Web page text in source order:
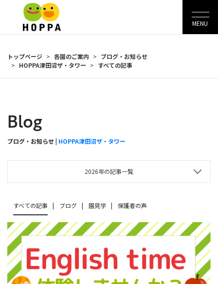
MENU
トップページ 各園のご案内
ブログ・お知らせ
HOPPA津田沼ザ・タワー
すべての記事
Blog
ブログ・お知らせ | HOPPA津田沼ザ・タワー
2026年の記事一覧
すべての記事 ブログ 園見学 保護者の声